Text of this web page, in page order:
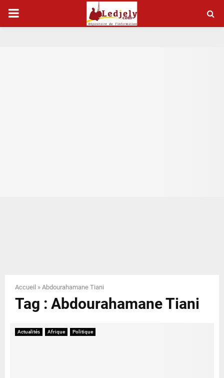
P
UAccueil » Abdourahamane Tiani
Tag : Abdourahamane Tiani
Actualités Afrique Politique